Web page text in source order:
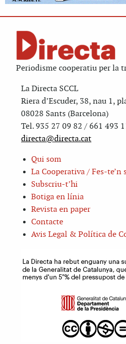
Periodisme cooperatiu per la
La Directa SCCL
Riera d’Escuder, 38, nau 1,
08028 Sants (Barcelona)
Tel. 935 27 09 82 / 661 493
directa@directa.cat
Qui som
La Cooperativa / Fes-te’n
Subscriu-t’hi
Botiga en línia
Revista en paper
Contacte
Avis Legal & Política de